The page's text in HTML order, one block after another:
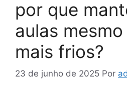
por que
aulas
mais frios?
23 de junho de 2025 Por